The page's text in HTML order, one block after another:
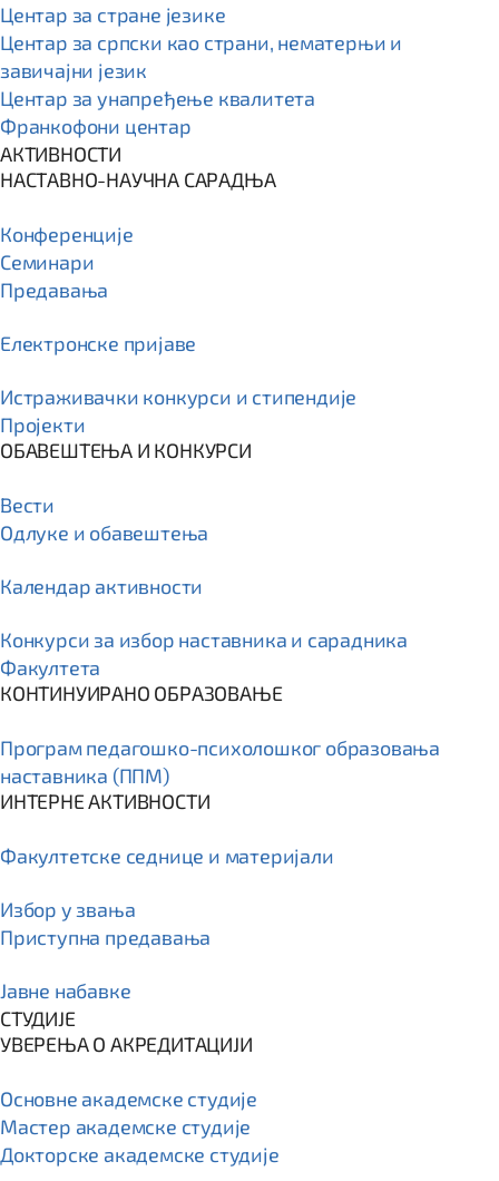
Центар за стране језике
Центар за српски као страни, нематерњи и
завичајни језик
Центар за унапређење квалитета
Франкофони центар
АКТИВНОСТИ
НАСТАВНО-НАУЧНА САРАДЊА
Конференције
Семинари
Предавања
Електронске пријаве
Истраживачки конкурси и стипендије
Пројекти
ОБАВЕШТЕЊА И КОНКУРСИ
Вести
Одлуке и обавештења
Календар активности
Конкурси за избор наставника и сарадника
Факултета
КОНТИНУИРАНО ОБРАЗОВАЊЕ
Програм пeдагошко-психолошког образовања
наставника (ППМ)
ИНТЕРНЕ АКТИВНОСТИ
Факултетске седнице и материјали
Избор у звања
Приступна предавања
Јавне набавке
СТУДИЈЕ
УВЕРЕЊА О АКРЕДИТАЦИЈИ
Основне академске студије
Мастер академске студије
Докторске академске студије